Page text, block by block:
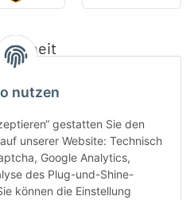
nutzen
gestatten Sie den
unserer Website: Technisch
Google Analytics,
des Plug-und-Shine-
können die Einstellung